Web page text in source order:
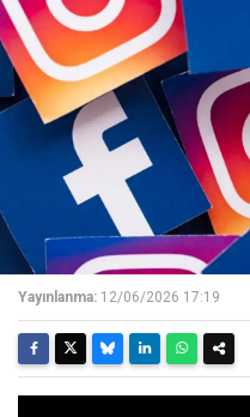
Yayınlanma: 12/06/2026 17:19